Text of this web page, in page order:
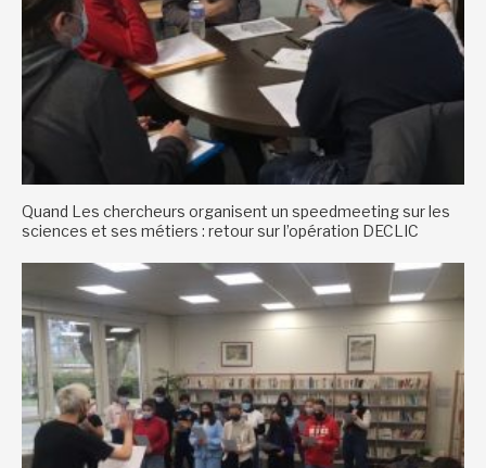
Quand Les chercheurs organisent un speedmeeting sur les
sciences et ses métiers : retour sur l’opération DECLIC